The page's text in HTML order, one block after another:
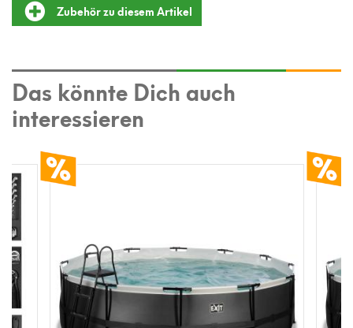
Zubehör zu diesem Artikel
Das könnte Dich auch
interessieren